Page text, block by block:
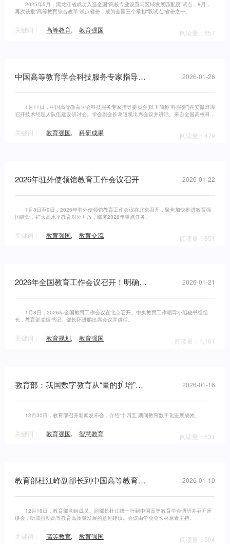
2025年5月，黑龙江省成功入选全国“高校专业设置与区域发展匹配度”试点，8月，
再次获批“高等教育综合改革”试点省份，成为全国三个承担“双试点”省份之一。
关键词： 高等教育, 教育强国 阅读量：657
中国高等教育学会科技服务专家指导委员会在蚌埠召开技术经理人队伍建设研讨会 2026-01-26
1月11日，中国高等教育学会科技服务专家指导委员会(以下简称“科服委”)在安徽蚌埠
召开技术经理人队伍建设研讨会。学会副会长葛道凯出席会议并讲话。来自全国高校科研
关键词： 教育强国, 科研成果 阅读量：479
2026年驻外使领馆教育工作会议召开 2026-01-22
1月8日至9日，2026年驻外使领馆教育工作会议在北京召开，聚焦加快推进教育强
国建设，扩大高水平教育对外开放，部署2026年重点任务。
关键词： 教育强国, 教育交流 阅读量：851
2026年全国教育工作会议召开！明确八项重点任务 2026-01-21
1月8日，2026年全国教育工作会议在北京召开。中央教育工作领导小组秘书组组
长，教育部党组书记、部长怀进鹏出席会议并讲话。
关键词： 教育规划, 教育强国 阅读量：1,161
教育部：我国数字教育从“量的扩增”迈向“质的飞跃” 2026-01-16
12月30日，教育部召开新闻发布会，介绍“十四五”期间教育数字化进展成效。
关键词： 教育强国, 智慧教育 阅读量：631
教育部杜江峰副部长到中国高等教育学会调研 2026-01-10
12月16日，教育部党组成员、副部长杜江峰一行到中国高等教育学会调研并召开座
谈会，听取推动高等教育高质量发展的意见建议。会议由学会会长林蕙青主持。
关键词： 高等教育, 教育强国 阅读量：904